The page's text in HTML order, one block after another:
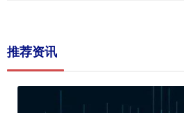
推荐资讯